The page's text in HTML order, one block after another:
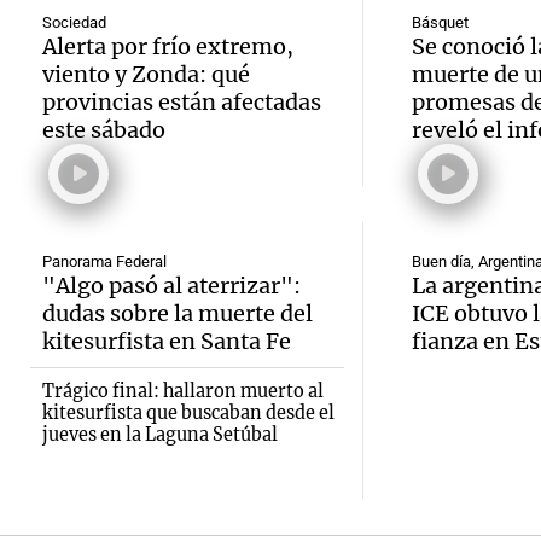
Panorama
Episodios
días
en un
Una
Episodios
un
la
Panorama
Episodios
Audio.
planteó
aérea
Audio.
Sociedad
Alerta por frío extremo,
viento y Zonda: qué
provincias están afectadas
este sábado
Básquet
Se conoció
muerte de
promesas
reveló el
Panorama Federal
"Algo pasó al aterrizar":
dudas sobre la muerte del
kitesurfista en Santa Fe
Trágico final: hallaron muerto al
kitesurfista que buscaban desde el
jueves en la Laguna Setúbal
Buen día,
La
ICE obtuvo
fianza en